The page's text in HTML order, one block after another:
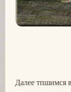
Далее тпшимся